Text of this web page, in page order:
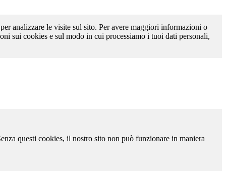
analizzare le visite sul sito. Per avere maggiori informazioni o
sui cookies e sul modo in cui processiamo i tuoi dati personali,
questi cookies, il nostro sito non può funzionare in maniera